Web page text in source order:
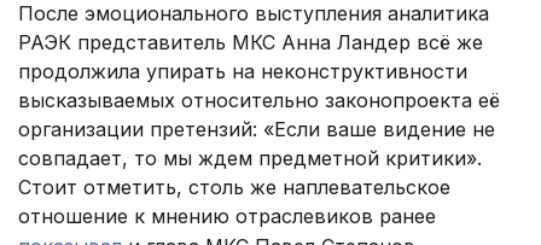
После эмоционального выступления аналитика
РАЭК представитель МКС Анна Ландер всё же
продолжила упирать на неконструктивности
высказываемых относительно законопроекта её
организации претензий: «Если ваше видение не
совпадает, то мы ждем предметной критики».
Стоит отметить, столь же наплевательское
отношение к мнению отраслевиков ранее